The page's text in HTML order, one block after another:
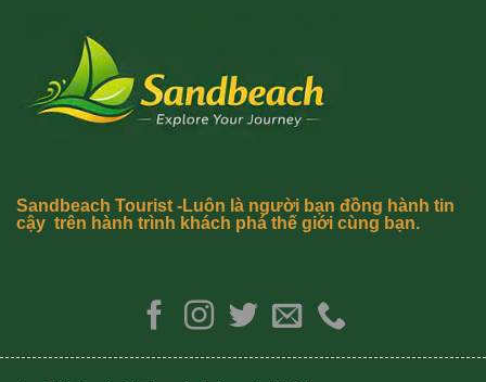
Sandbeach Tourist -Luôn là người bạn đồng hành tin
cậy trên hành trình khách phá thế giới cùng bạn.